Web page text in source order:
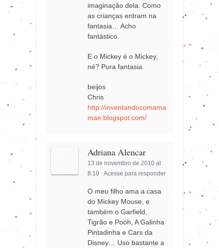
imaginação dela. Como
as crianças entram na
fantasia… Acho
fantástico.
E o Mickey é o Mickey,
né? Pura fantasia.
beijos
Chris
http://inventandocomama
mae.blogspot.com/
Adriana Alencar
13 de novembro de 2010 at
8:10 ·Acesse para responder
O meu filho ama a casa
do Mickey Mouse, e
também o Garfield,
Tigrão e Pooh, A Galinha
Pintadinha e Cars da
Disney… Uso bastante a